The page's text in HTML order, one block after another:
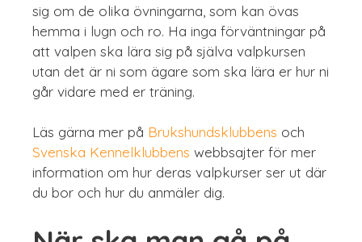
sig om de olika övningarna, som kan övas
hemma i lugn och ro. Ha inga förväntningar på
att valpen ska lära sig på själva valpkursen
utan det är ni som ägare som ska lära er hur ni
går vidare med er träning.
Läs gärna mer på Brukshundsklubbens och
Svenska Kennelklubbens webbsajter för mer
information om hur deras valpkurser ser ut där
du bor och hur du anmäler dig.